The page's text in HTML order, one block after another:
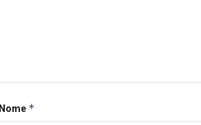
Nome *